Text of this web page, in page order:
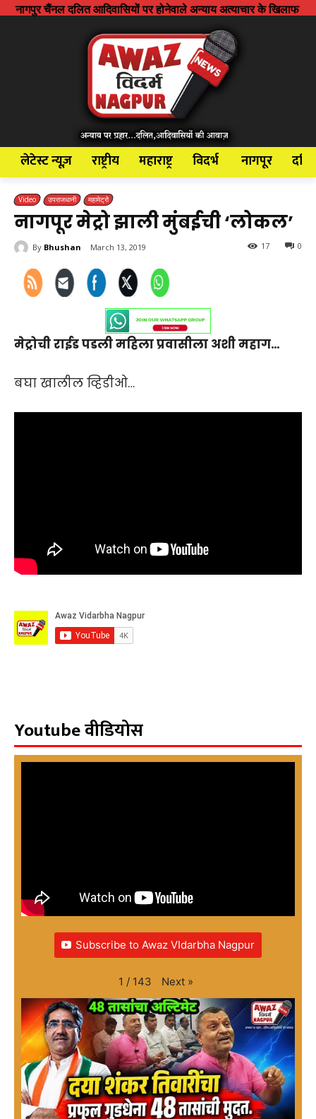
आदिवासियों पर होनेवाले अन्याय अत्याचार के खिलाफ आवाज बुलंद
लेटेस्ट न्यूज़ राष्ट्रीय महाराष्ट्र विदर्भ नागपूर
Video उपराजधानी महामेट्रो
नागपूर मेट्रो झाली मुंबईची ‘लोकल’
By Bhushan March 13, 2019 0
17
मेट्रोची राईड पडली महिला प्रवासीला अशी महाग…
बघा खालील व्हिडीओ…
Youtube वीडियोस
Subscribe to Awaz VIdarbha Nagpur
1 / 143 Next »